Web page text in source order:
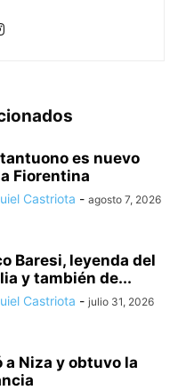
es nuevo
Fiorentina
Castriota - agosto 7, 2026
Baresi, leyenda del
y también de...
Castriota - julio 31, 2026
a Niza y obtuvo la